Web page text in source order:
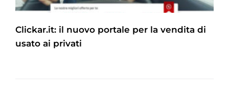
Clickar.it: il nuovo portale per la vendita di
usato ai privati